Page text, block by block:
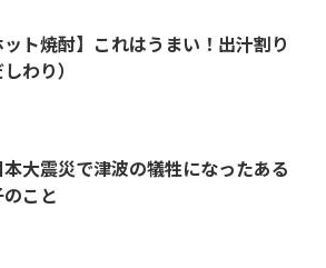
ット焼酎】これはうまい！出汁割り
しわり）
大震災で津波の犠牲になったある
こと